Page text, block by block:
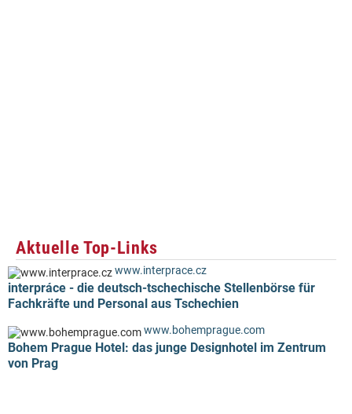
Aktuelle Top-Links
www.interprace.cz
interpráce - die deutsch-tschechische Stellenbörse für
Fachkräfte und Personal aus Tschechien
www.bohemprague.com
Bohem Prague Hotel: das junge Designhotel im Zentrum
von Prag